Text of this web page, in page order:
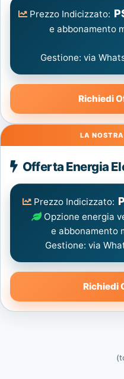
Prezzo Indicizzato:
e abbonamento
Gestione: via
Richiedi
Energia
Elettrica
consigliata
Offerta Energia
Prezzo Indicizzato:
Opzione energia
e abbonamento
Gestione: via
Richiedi